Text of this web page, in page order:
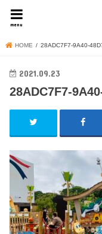
menu
HOME 28ADC7F7-9A40-
2021.09.23
28ADC7F7-